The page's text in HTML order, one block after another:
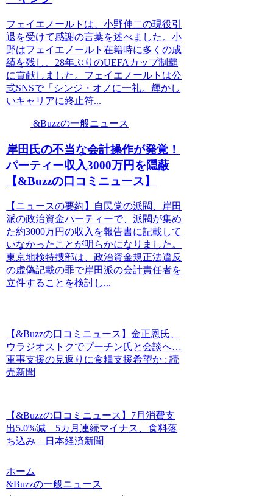
フェイエノールトは、小野伸二の現役引
退を受けて感謝の言葉を述べました。小
野はフェイエノールト在籍時に多くの成
績を残し、28年ぶりのUEFAカップ制覇
に貢献しました。フェイエノールトは公
式SNSで「シンジ・オノに一礼。輝かし
いキャリアに終止符...
&Buzzの一般ニュース
岸田氏の不当な会計操作が発覚！
パーティー収入3000万円を隠蔽
【&Buzzの口コミニュース】
【ニュースの要約】自民党の派閥、岸田
派の政治資金パーティーで、派閥が集め
た約3000万円の収入を報告書に記載して
いなかったことが明らかになりました。
東京地検特捜部は、政治資金規正法違反
の虚偽記載の罪で岸田派の会計責任者を
立件することを検討し...
【&Buzzの口コミニュース】金正恩氏、
ウラジオストクでプーチン氏と会談へ…
軍事支援の見返りに食糧支援希望か : 読
売新聞
【&Buzzの口コミニュース】7月消費支
出5.0%減 5カ月連続マイナス、食料落
ち込み – 日本経済新聞
ホーム
&Buzzの一般ニュース